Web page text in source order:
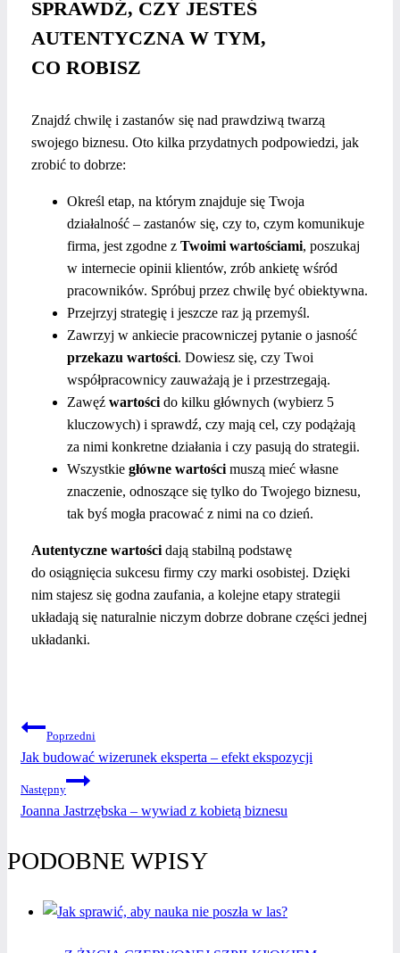
SPRAWDŹ, CZY JESTEŚ
AUTENTYCZNA W TYM,
CO ROBISZ
Znajdź chwilę i zastanów się nad prawdziwą twarzą
swojego biznesu. Oto kilka przydatnych podpowiedzi, jak
zrobić to dobrze:
Określ etap, na którym znajduje się Twoja
działalność – zastanów się, czy to, czym komunikuje
firma, jest zgodne z Twoimi wartościami, poszukaj
w internecie opinii klientów, zrób ankietę wśród
pracowników. Spróbuj przez chwilę być obiektywna.
Przejrzyj strategię i jeszcze raz ją przemyśl.
Zawrzyj w ankiecie pracowniczej pytanie o jasność
przekazu wartości. Dowiesz się, czy Twoi
współpracownicy zauważają je i przestrzegają.
Zawęź wartości do kilku głównych (wybierz 5
kluczowych) i sprawdź, czy mają cel, czy podążają
za nimi konkretne działania i czy pasują do strategii.
Wszystkie główne wartości muszą mieć własne
znaczenie, odnoszące się tylko do Twojego biznesu,
tak byś mogła pracować z nimi na co dzień.
Autentyczne wartości dają stabilną podstawę
do osiągnięcia sukcesu firmy czy marki osobistej. Dzięki
nim stajesz się godna zaufania, a kolejne etapy strategii
układają się naturalnie niczym dobrze dobrane części jednej
układanki.
NAWIGACJA
WPISU
Poprzedni
Jak budować wizerunek eksperta – efekt ekspozycji
Następny
Joanna Jastrzębska – wywiad z kobietą biznesu
PODOBNE WPISY